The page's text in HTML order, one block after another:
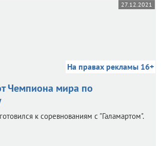
27.12.2021
На правах рекламы 16+
Чемпиона мира по
к соревнованиям с "Галамартом".